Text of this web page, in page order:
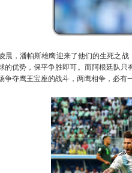
，潘帕斯雄鹰迎来了他们的生死之战
的优势，保平争胜即可。而阿根廷队
争夺鹰王宝座的战斗，两鹰相争，必有